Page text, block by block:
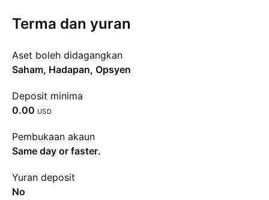
Terma dan yuran
Aset boleh didagangkan
Saham, Hadapan, Opsyen
Deposit minima
0.00 USD
Pembukaan akaun
Same day or faster.
Yuran deposit
No